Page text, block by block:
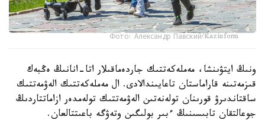
Фото: Александр Павский/Kazinform
ونىڭ ايتۋىنشا، مەملەكەتتىك جاردەماقىلار اتا-انانىڭ ەڭبەك
قىزمەتىنە قاراماستان تاعايىندالادى. ال مەملەكەتتىك الەۋمەتتىك
ساقتاندىرۋ قورىنان تولەنەتىن الەۋمەتتىك تولەمدەر ازاماتتاردىڭ
جوعالتقان تابىسىنىڭ ءبىر بولىگىن وتەۋگە باعىتتالعان.